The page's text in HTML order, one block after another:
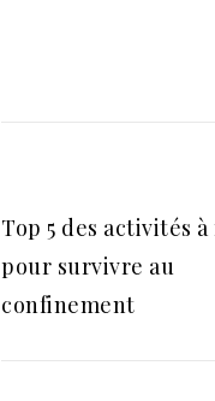
Top 5 des activités
pour survivre au
confinement